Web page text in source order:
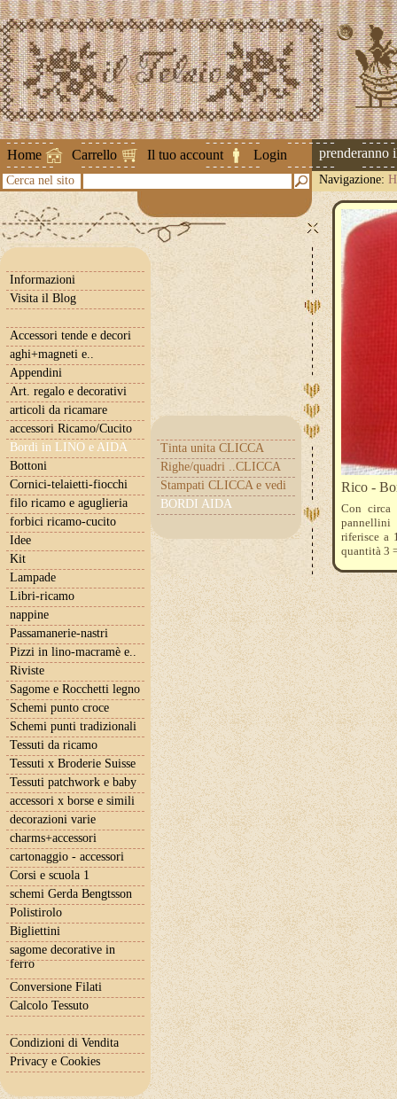
Home Carrello Il tuo account Login
Attenzione ! Le spedizioni riprenderanno il 2
Cerca nel sito Navigazione:
Informazioni
Visita il Blog
Accessori tende e decori
aghi+magneti e..
Appendini
Art. regalo e decorativi
articoli da ricamare
accessori Ricamo/Cucito
Bordi in LINO e AIDA
Tinta unita CLICCA
Righe/quadri ..CLICCA
Stampati CLICCA e vedi
BORDI AIDA
Bottoni
Cornici-telaietti-fiocchi
filo ricamo e aguglieria
forbici ricamo-cucito
Idee
Kit
Lampade
Libri-ricamo
nappine
Passamanerie-nastri
Pizzi in lino-macramè e..
Riviste
Sagome e Rocchetti legno
Schemi punto croce
Schemi punti tradizionali
Tessuti da ricamo
Tessuti x Broderie Suisse
Tessuti patchwork e baby
accessori x borse e simili
decorazioni varie
charms+accessori
cartonaggio - accessori
Corsi e scuola 1
schemi Gerda Bengtsson
Polistirolo
Bigliettini
sagome decorative in
ferro
Conversione Filati
Calcolo Tessuto
Condizioni di Vendita
Privacy e Cookies
Rico -
Con circa
pannellini
riferisce a
quantità 3